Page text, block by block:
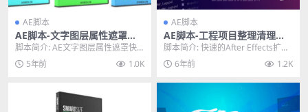
AE脚本
AE脚本-文字图层属性遮罩快
速创建动画工具 Smart Text/
Smart Animator/Smart Ma
sk
脚本简介: AE文字图层属性遮罩快
速创建动画工具 Smart Text/Smar...
5年前 1.0K
AE脚本
AE脚本-工程项目整理清理组
织分类管理脚本 Declutter v
1.0 Win/Mac
脚本简介: 快速的After Effects扩
展，可自动清理凌乱的项目面板。
D...6年前 1.2K